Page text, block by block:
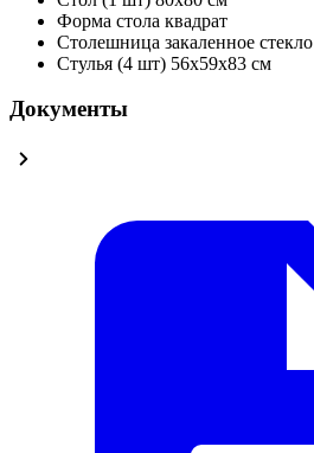
Форма стола квадрат
Столешница закаленное стекло
Стулья (4 шт) 56х59x83 см
Документы